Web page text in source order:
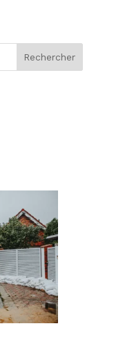
Rechercher